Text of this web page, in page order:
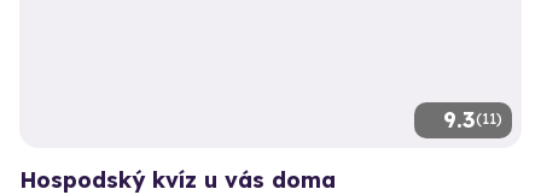
9.3(11)
Hospodský kvíz u vás doma